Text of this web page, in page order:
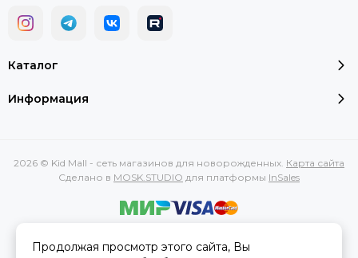
Каталог
Информация
2026 © Kid Mall - сеть магазинов для новорожденных. Карта сайта
Сделано в MOSK.STUDIO для платформы InSales
характеристик, стоимости товаров и услуг, носит
Продолжая просмотр этого сайта, Вы